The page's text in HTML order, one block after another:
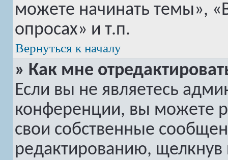
можете начинать темы»,
опросах» и т.п.
Вернуться к началу
» Как мне
Если вы не являетесь
конференции, вы можете
свои собственные
редактированию,